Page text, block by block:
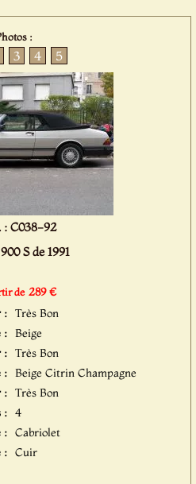
:
3 4 5
: C038-92
S de 1991
de 289 €
: Très Bon
: Beige
: Très Bon
: Beige Citrin Champagne
: Très Bon
: 4
: Cabriolet
: Cuir